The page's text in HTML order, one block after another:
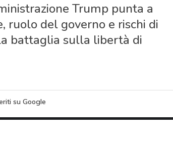
Trump punta a
ruolo del governo e rischi di
battaglia sulla libertà di
su Google